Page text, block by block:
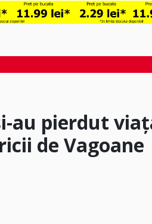
au pierdut
de Vagoane